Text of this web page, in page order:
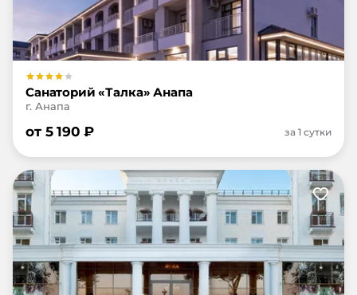
Санаторий «Талка» Анапа
г. Анапа
от 5 190 ₽ за 1 сутки